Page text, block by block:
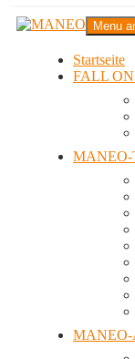
Zum
InhaltMANEO
Das schwule Anti-
Menu
Startseite
FALL
MANEO-
MANEO-